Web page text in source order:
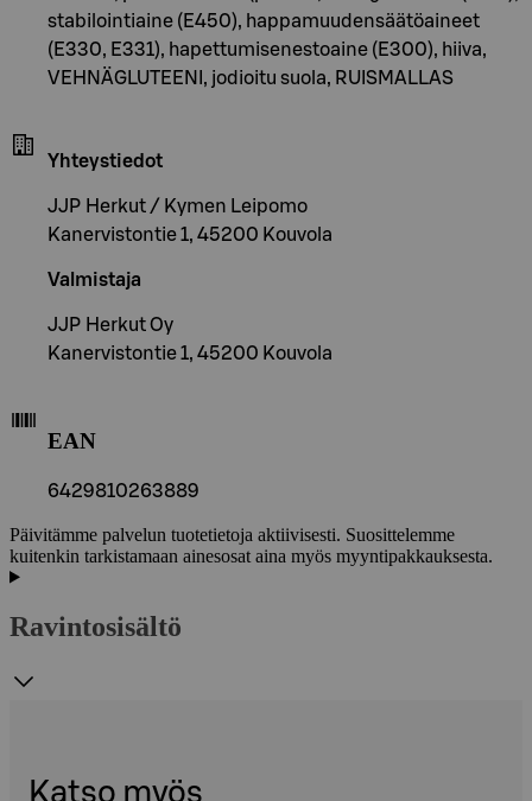
stabilointiaine (E450), happamuudensäätöaineet
(E330, E331), hapettumisenestoaine (E300), hiiva,
VEHNÄGLUTEENI, jodioitu suola, RUISMALLAS
Yhteystiedot
JJP Herkut / Kymen Leipomo
Kanervistontie 1, 45200 Kouvola
Valmistaja
JJP Herkut Oy
Kanervistontie 1, 45200 Kouvola
EAN
6429810263889
Päivitämme palvelun tuotetietoja aktiivisesti. Suosittelemme
kuitenkin tarkistamaan ainesosat aina myös myyntipakkauksesta.
Ravintosisältö
Katso myös